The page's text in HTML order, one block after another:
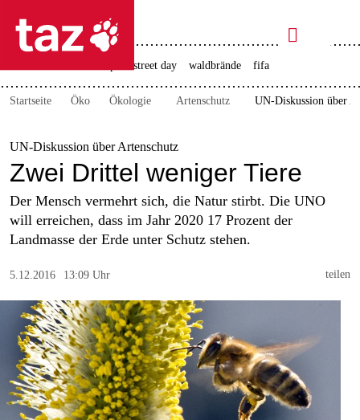
 taz zahl ich
taz zahl ich
themen
politik
öko
sport
berlin
nord

taz zahl ich
christopher street day waldbrände fifa
Startseite Öko Ökologie Artenschutz UN-Diskussion über
UN-Diskussion über Artenschutz
Zwei Drittel weniger Tiere
Der Mensch vermehrt sich, die Natur stirbt. Die UNO
will erreichen, dass im Jahr 2020 17 Prozent der
Landmasse der Erde unter Schutz stehen.
5.12.2016 13:09 Uhr teilen